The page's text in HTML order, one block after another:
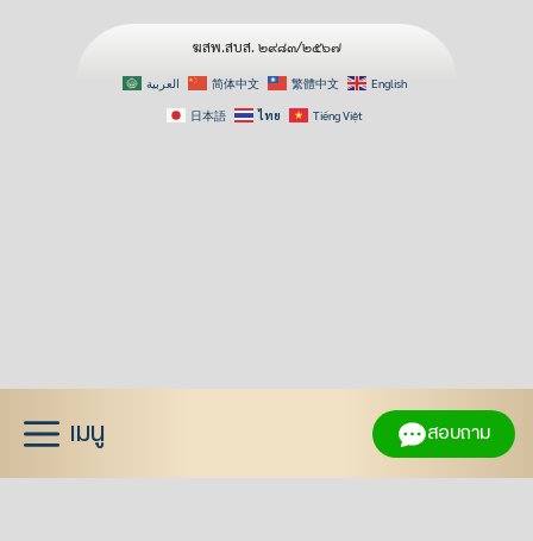
ฆสพ.สบส. ๒๙๘๓/๒๕๖๗
العربية 简体中文 繁體中文 English
日本語 ไทย Tiếng Việt
เมนู สอบถาม